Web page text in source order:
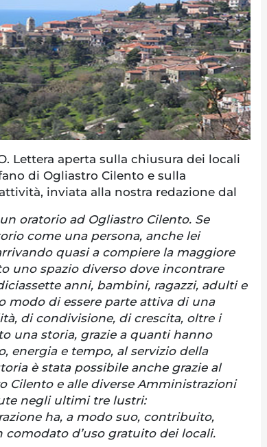
Lettera aperta sulla chiusura dei locali
di Ogliastro Cilento e sulla
inviata alla nostra redazione dal
oratorio ad Ogliastro Cilento. Se
come una persona, anche lei
quasi a compiere la maggiore
uno spazio diverso dove incontrare
anni, bambini, ragazzi, adulti e
modo di essere parte attiva di una
di condivisione, di crescita, oltre i
una storia, grazie a quanti hanno
energia e tempo, al servizio della
è stata possibile anche grazie al
Cilento e alle diverse Amministrazioni
negli ultimi tre lustri:
ha, a modo suo, contribuito,
d’uso gratuito dei locali.